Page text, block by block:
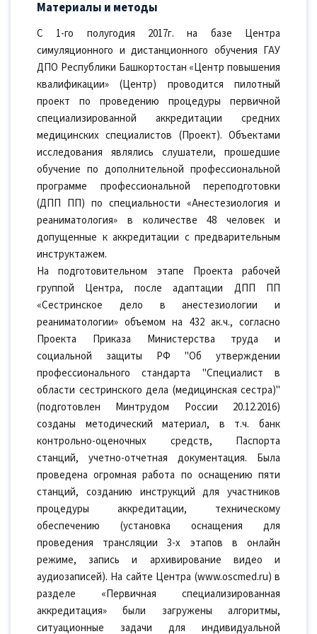
Материалы и методы
С 1-го полугодия 2017г. на базе Центра
симуляционного и дистанционного обучения ГАУ
ДПО Республики Башкортостан «Центр повышения
квалификации» (Центр) проводится пилотный
проект по проведению процедуры первичной
специализированной аккредитации средних
медицинских специалистов (Проект). Объектами
исследования являлись слушатели, прошедшие
обучение по дополнительной профессиональной
программе профессиональной переподготовки
(ДПП ПП) по специальности «Анестезиология и
реаниматология» в количестве 48 человек и
допущенные к аккредитации с предварительным
инструктажем.
На подготовительном этапе Проекта рабочей
группой Центра, после адаптации ДПП ПП
«Сестринское дело в анестезиологии и
реаниматологии» объемом на 432 ак.ч., согласно
Проекта Приказа Министерства труда и
социальной защиты РФ "Об утверждении
профессионального стандарта "Специалист в
области сестринского дела (медицинская сестра)"
(подготовлен Минтрудом России 20.12.2016)
созданы методический материал, в т.ч. банк
контрольно-оценочных средств, Паспорта
станций, учетно-отчетная документация. Была
проведена огромная работа по оснащению пяти
станций, созданию инструкций для участников
процедуры аккредитации, техническому
обеспечению (установка оснащения для
проведения трансляции 3-х этапов в онлайн
режиме, запись и архивирование видео и
аудиозаписей). На сайте Центра (www.oscmed.ru) в
разделе «Первичная специализированная
аккредитация» были загружены алгоритмы,
ситуационные задачи для индивидуальной